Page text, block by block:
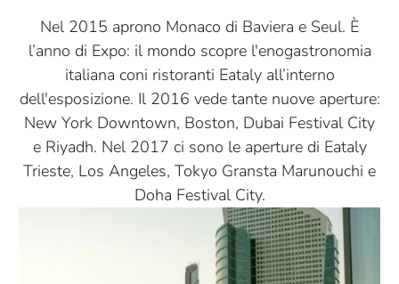
Nel 2015 aprono Monaco di Baviera e Seul. È
l’anno di Expo: il mondo scopre l'enogastronomia
italiana coni ristoranti Eataly all’interno
dell'esposizione. Il 2016 vede tante nuove aperture:
New York Downtown, Boston, Dubai Festival City
e Riyadh. Nel 2017 ci sono le aperture di Eataly
Trieste, Los Angeles, Tokyo Gransta Marunouchi e
Doha Festival City.